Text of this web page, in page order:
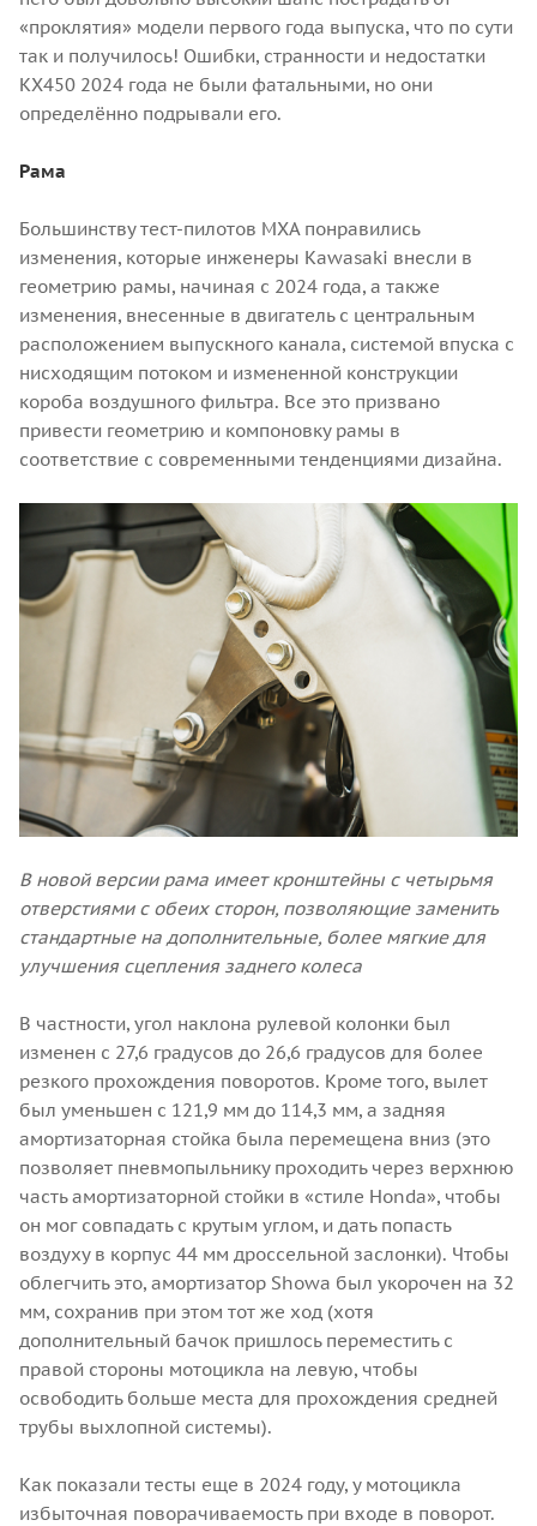
«проклятия» модели первого года выпуска, что по сути
так и получилось! Ошибки, странности и недостатки
KX450 2024 года не были фатальными, но они
определённо подрывали его.
Рама
Большинству тест-пилотов MXA понравились
изменения, которые инженеры Kawasaki внесли в
геометрию рамы, начиная с 2024 года, а также
изменения, внесенные в двигатель с центральным
расположением выпускного канала, системой впуска с
нисходящим потоком и измененной конструкции
короба воздушного фильтра. Все это призвано
привести геометрию и компоновку рамы в
соответствие с современными тенденциями дизайна.
В новой версии рама имеет кронштейны с четырьмя
отверстиями с обеих сторон, позволяющие заменить
стандартные на дополнительные, более мягкие для
улучшения сцепления заднего колеса
В частности, угол наклона рулевой колонки был
изменен с 27,6 градусов до 26,6 градусов для более
резкого прохождения поворотов. Кроме того, вылет
был уменьшен с 121,9 мм до 114,3 мм, а задняя
амортизаторная стойка была перемещена вниз (это
позволяет пневмопыльнику проходить через верхнюю
часть амортизаторной стойки в «стиле Honda», чтобы
он мог совпадать с крутым углом, и дать попасть
воздуху в корпус 44 мм дроссельной заслонки). Чтобы
облегчить это, амортизатор Showa был укорочен на 32
мм, сохранив при этом тот же ход (хотя
дополнительный бачок пришлось переместить с
правой стороны мотоцикла на левую, чтобы
освободить больше места для прохождения средней
трубы выхлопной системы).
Как показали тесты еще в 2024 году, у мотоцикла
избыточная поворачиваемость при входе в поворот.